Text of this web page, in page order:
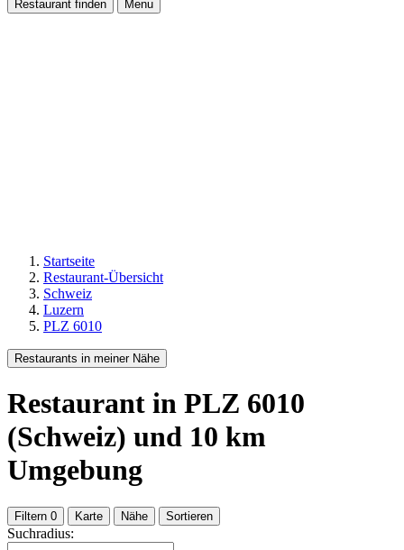
Restaurant finden
Menu
Startseite
Restaurant-Übersicht
Schweiz
Luzern
PLZ 6010
Restaurants in meiner Nähe
Restaurant in PLZ 6010
(Schweiz) und 10 km
Umgebung
Filtern 0 Karte Nähe Sortieren
Suchradius: